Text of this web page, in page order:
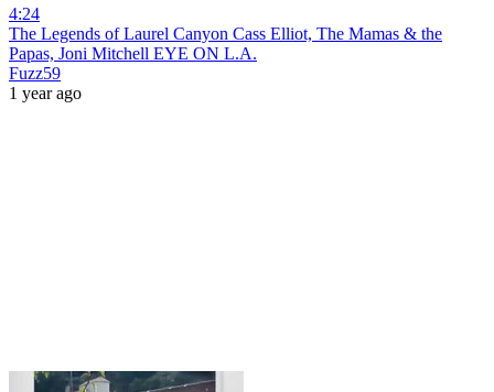
4:24
The Legends of Laurel Canyon Cass Elliot, The Mamas & the
Papas, Joni Mitchell EYE ON L.A.
Fuzz59
1 year ago